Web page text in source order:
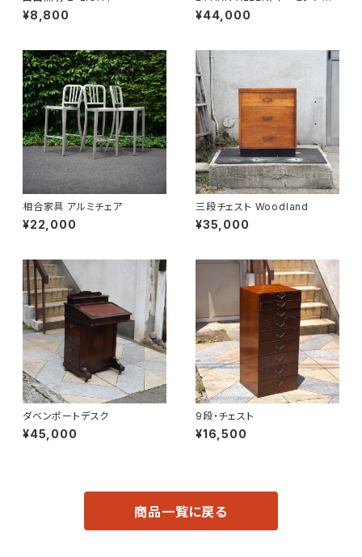
¥8,800
レン 7段トールチェスト
¥44,000
相合家具 アルミチェア
¥22,000
三段チェスト Woodland
¥35,000
ダベンポートデスク
¥45,000
9段・チェスト
¥16,500
商品一覧に戻る